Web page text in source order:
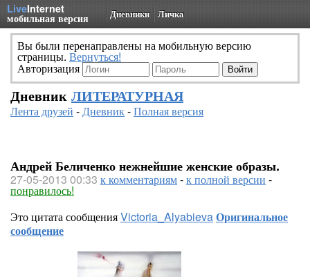
LiveInternet
мобильная версия Дневники Личка
Вы были перенаправлены на мобильную версию
страницы. Вернуться!
Авторизация
Дневник ЛИТЕРАТУРНАЯ
Лента друзей -Дневник-Полная версия
Андрей Беличенко нежнейшие женские образы.
27-05-2013 00:33 к комментариям-к полной версии -
понравилось!
Это цитата сообщенияVictoria_AlyabievaОригинальное
сообщение